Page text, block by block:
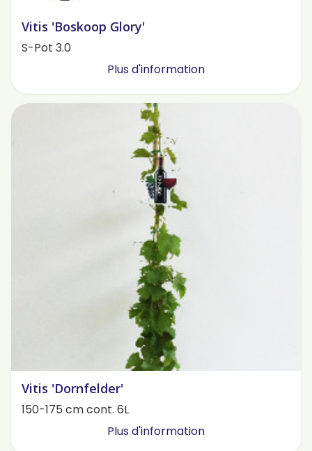
Vitis 'Boskoop Glory'
S-Pot 3.0
Plus d'information
Vitis 'Dornfelder'
150-175 cm cont. 6L
Plus d'information